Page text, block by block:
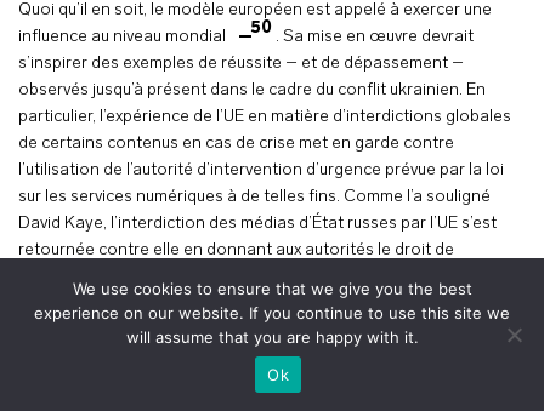
Quoi qu’il en soit, le modèle européen est appelé à exercer une
influence au niveau mondial
50 . Sa mise en œuvre devrait
s’inspirer des exemples de réussite – et de dépassement –
observés jusqu’à présent dans le cadre du conflit ukrainien. En
particulier, l’expérience de l’UE en matière d’interdictions globales
de certains contenus en cas de crise met en garde contre
l’utilisation de l’autorité d’intervention d’urgence prévue par la loi
sur les services numériques à de telles fins. Comme l’a souligné
David Kaye, l’interdiction des médias d’État russes par l’UE s’est
retournée contre elle en donnant aux autorités le droit de
sous le couvert de mesures d’urgence
51
Enfin, les universitaires ont appelé les régulateurs et les décideurs
politiques à faire évoluer leur réflexion des opérations
We use cookies to ensure that we give you the best
experience on our website. If you continue to use this site we
will assume that you are happy with it.
Ok